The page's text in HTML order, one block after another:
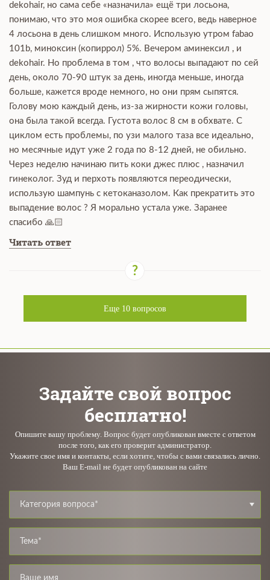
dekohair, но сама себе «назначила» ещё три лосьона,
понимаю, что это моя ошибка скорее всего, ведь наверное
4 лосьона в день слишком много. Использую утром fabao
101b, миноксин (копиррол) 5%. Вечером аминексил , и
dekohair. Но проблема в том , что волосы выпадают по сей
день, около 70-90 штук за день, иногда меньше, иногда
больше, кажется вроде немного, но они прям сыпятся.
Голову мою каждый день, из-за жирности кожи головы,
она была такой всегда. Густота волос 8 см в обхвате. С
циклом есть проблемы, по узи малого таза все идеально,
но месячные идут уже 2 года по 8-12 дней, не обильно.
Через неделю начинаю пить коки джес плюс , назначил
гинеколог. Зуд и перхоть появляются переодически,
использую шампунь с кетоканазолом. Как прекратить это
выпадение волос ? Я морально устала уже. Заранее
спасибо 🙏🏻
Читать ответ
Еще 10 вопросов
Задайте свой вопрос
бесплатно!
Опишите вашу проблему. Вопрос будет опубликован вместе с ответом
после того, как его проверит администратор.
Укажите свое имя и контакты, если хотите, чтобы с вами связались лично.
Ваш E-mail не будет опубликован на сайте
Категория вопроса*